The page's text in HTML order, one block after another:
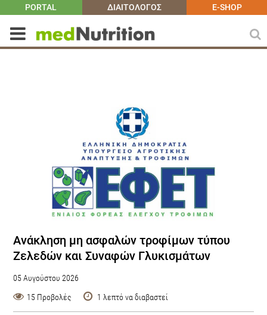
PORTAL ΔΙΑΙΤΟΛΟΓΟΣ E-SHOP
Ανάκληση μη ασφαλών τροφίμων τύπου
Ζελεδών και Συναφών Γλυκισμάτων
05 Αυγούστου 2026
15 Προβολές
1 λεπτό να διαβαστεί